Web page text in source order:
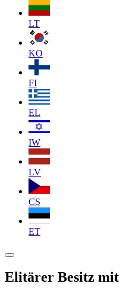
LT
KO
FI
EL
IW
LV
CS
ET
Elitärer Besitz